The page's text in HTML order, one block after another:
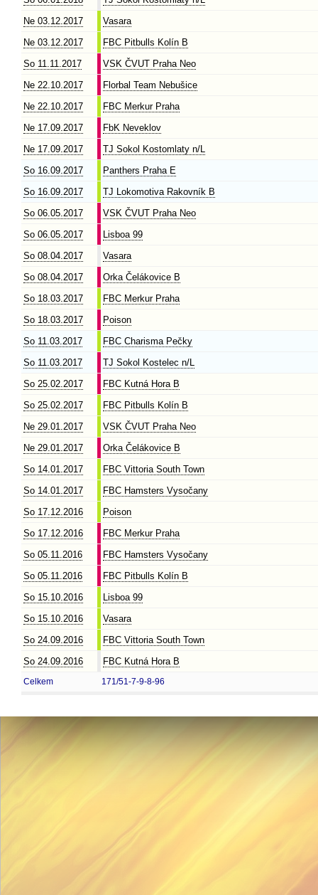
Ne 03.12.2017
Vasara
Ne 03.12.2017
FBC Pitbulls Kolín B
So 11.11.2017
VSK ČVUT Praha Neo
Ne 22.10.2017
Florbal Team Nebušice
Ne 22.10.2017
FBC Merkur Praha
Ne 17.09.2017
FbK Neveklov
Ne 17.09.2017
TJ Sokol Kostomlaty n/L
So 16.09.2017
Panthers Praha E
So 16.09.2017
TJ Lokomotiva Rakovník B
So 06.05.2017
VSK ČVUT Praha Neo
So 06.05.2017
Lisboa 99
So 08.04.2017
Vasara
So 08.04.2017
Orka Čelákovice B
So 18.03.2017
FBC Merkur Praha
So 18.03.2017
Poison
So 11.03.2017
FBC Charisma Pečky
So 11.03.2017
TJ Sokol Kostelec n/L
So 25.02.2017
FBC Kutná Hora B
So 25.02.2017
FBC Pitbulls Kolín B
Ne 29.01.2017
VSK ČVUT Praha Neo
Ne 29.01.2017
Orka Čelákovice B
So 14.01.2017
FBC Vittoria South Town
So 14.01.2017
FBC Hamsters Vysočany
So 17.12.2016
Poison
So 17.12.2016
FBC Merkur Praha
So 05.11.2016
FBC Hamsters Vysočany
So 05.11.2016
FBC Pitbulls Kolín B
So 15.10.2016
Lisboa 99
So 15.10.2016
Vasara
So 24.09.2016
FBC Vittoria South Town
So 24.09.2016
FBC Kutná Hora B
Celkem 171/51-7-9-8-96